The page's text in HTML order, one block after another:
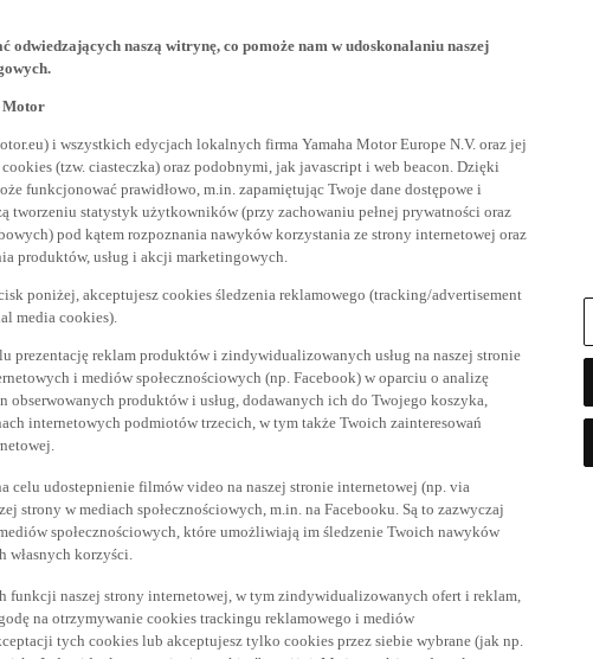
naszą witrynę, co pomoże nam w udoskonalaniu naszej
Motor
i wszystkich edycjach lokalnych firma Yamaha Motor Europe N.V. oraz jej
(tzw. ciasteczka) oraz podobnymi, jak javascript i web beacon. Dzięki
funkcjonować prawidłowo, m.in. zapamiętując Twoje dane dostępowe i
tworzeniu statystyk użytkowników (przy zachowaniu pełnej prywatności oraz
pod kątem rozpoznania nawyków korzystania ze strony internetowej oraz
produktów, usług i akcji marketingowych.
poniżej, akceptujesz cookies śledzenia reklamowego (tracking/advertisement
media cookies).
prezentację reklam produktów i zindywidualizowanych usług na naszej stronie
i mediów społecznościowych (np. Facebook) w oparciu o analizę
obserwowanych produktów i usług, dodawanych ich do Twojego koszyka,
internetowych podmiotów trzecich, w tym także Twoich zainteresowań
celu udostepnienie filmów video na naszej stronie internetowej (np. via
strony w mediach społecznościowych, m.in. na Facebooku. Są to zazwyczaj
społecznościowych, które umożliwiają im śledzenie Twoich nawyków
własnych korzyści.
funkcji naszej strony internetowej, w tym zindywidualizowanych ofert i reklam,
na otrzymywanie cookies trackingu reklamowego i mediów
tych cookies lub akceptujesz tylko cookies przez siebie wybrane (jak np.